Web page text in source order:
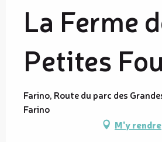
La Ferme
Petites
Farino, Route du parc des
Farino
M'y rendre